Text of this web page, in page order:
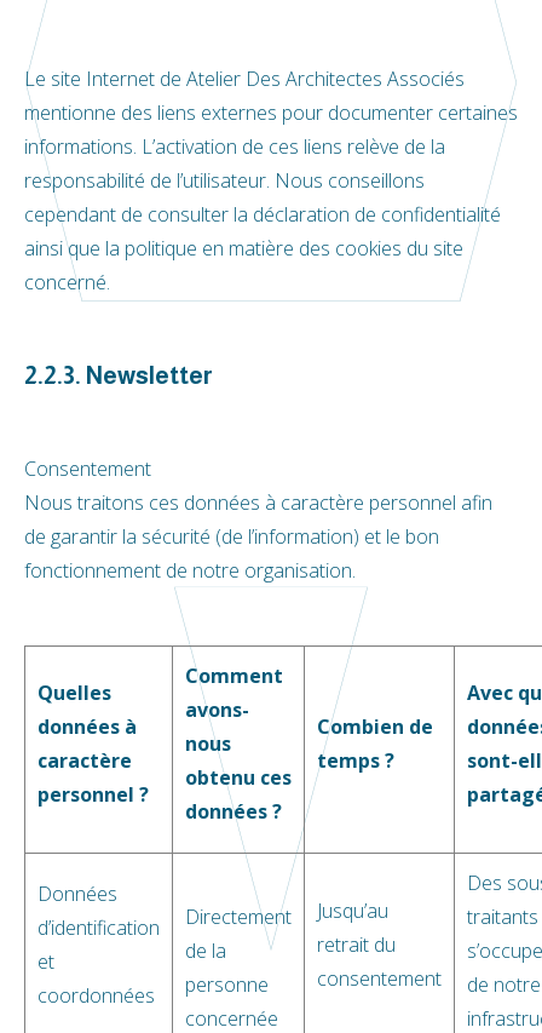
Le site Internet de Atelier Des Architectes Associés
mentionne des liens externes pour documenter certaines
informations. L’activation de ces liens relève de la
responsabilité de l’utilisateur. Nous conseillons
cependant de consulter la déclaration de confidentialité
ainsi que la politique en matière des cookies du site
concerné.
2.2.3. Newsletter
Consentement
Nous traitons ces données à caractère personnel afin
de garantir la sécurité (de l’information) et le bon
fonctionnement de notre organisation.
Quelles
données à
caractère
personnel ?
Comment
avons-
nous
obtenu ces
données ?
Combien de
temps ?
Avec
sont-
Données
d’identification
et
coordonnées
Directement
de la
personne
concernée
Jusqu’au
retrait du
consentement
Des
traitants
de notre